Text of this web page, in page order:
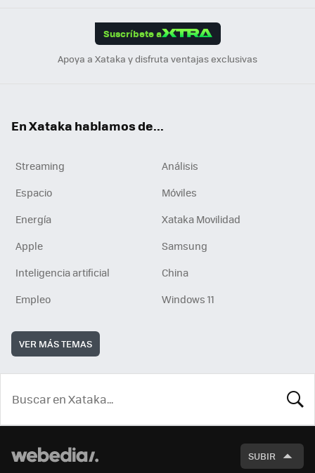
Suscríbete a
Apoya a Xataka y disfruta ventajas exclusivas
En Xataka hablamos de...
Streaming
Análisis
Espacio
Móviles
Energía
Xataka Movilidad
Apple
Samsung
Inteligencia artificial
China
Empleo
Windows 11
VER MÁS TEMAS
SUBIR